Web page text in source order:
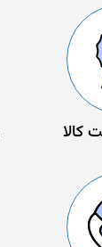
کالا